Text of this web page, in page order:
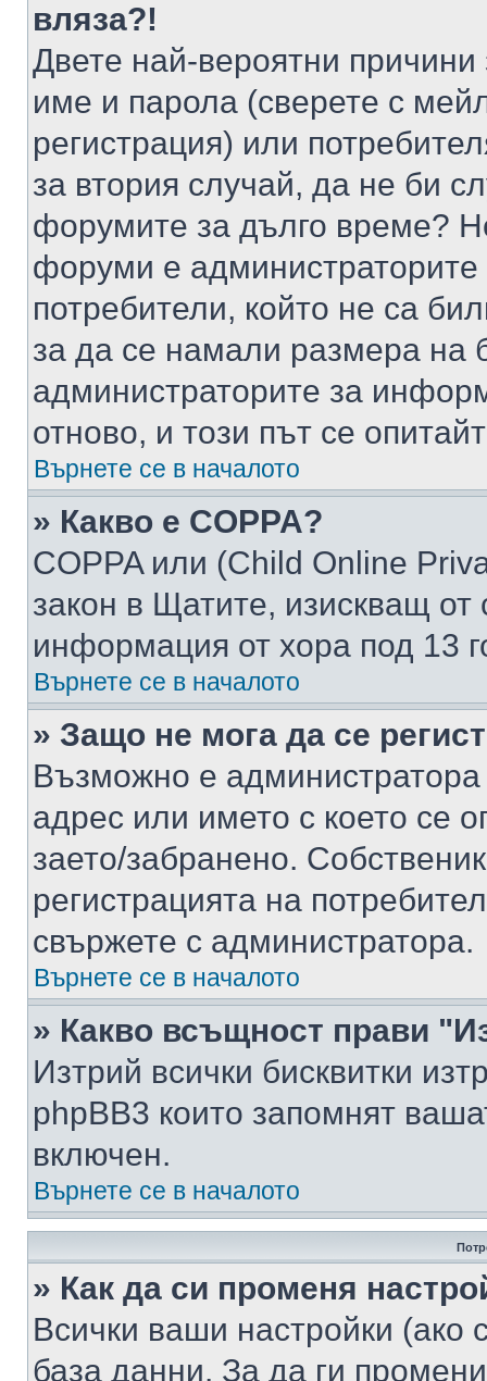
вляза?!
Двете най-вероятни
име и парола (сверете с
регистрация) или
за втория случай, да не би
форумите за дълго време?
форуми е администраторите
потребители, който не са
за да се намали размера на
администраторите за
отново, и този път се
Върнете се в началото
» Какво е COPPA?
COPPA или (Child Online
закон в Щатите, изискващ от
информация от хора под 13
Върнете се в началото
» Защо не мога да се
Възможно е
адрес или името с което се
заето/забранено.
регистрацията на
свържете с администратора.
Върнете се в началото
» Какво всъщност прави
Изтрий всички бисквитки
phpBB3 които запомнят
включен.
Върнете се в началото
» Как да си променя
Всички ваши настройки (ако
база данни. За да ги